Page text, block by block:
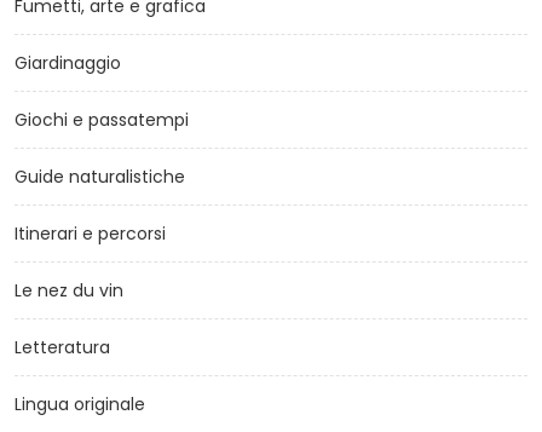
Fumetti, arte e grafica
Giardinaggio
Giochi e passatempi
Guide naturalistiche
Itinerari e percorsi
Le nez du vin
Letteratura
Lingua originale